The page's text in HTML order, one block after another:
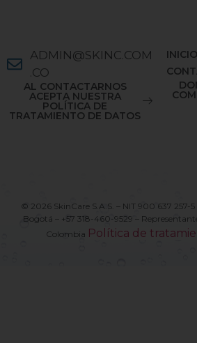
ADMIN@SKINC.COM
.CO
AL CONTACTARNOS
ACEPTA NUESTRA
POLÍTICA DE
TRATAMIENTO DE DATOS
© 2026 SkinCare S.A.S. – NIT 900 637 257-
Bogotá – +57 318-460-9529 –
Colombia Política de